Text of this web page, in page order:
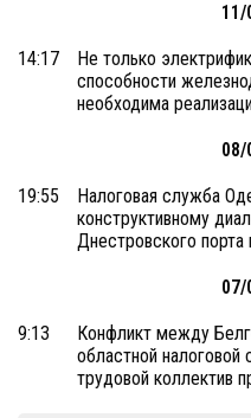
11/
14:17
Не только
способности
необходима
08/
19:55
Налоговая служба
конструктивному
Днестровского
07/
9:13
Конфликт между
областной
трудовой коллектив